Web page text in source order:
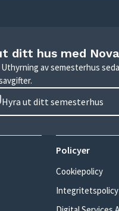
ditt hus med
av semesterhus
Hyra ut ditt semesterhus
Policyer
Cookiepolicy
Integritetspolicy